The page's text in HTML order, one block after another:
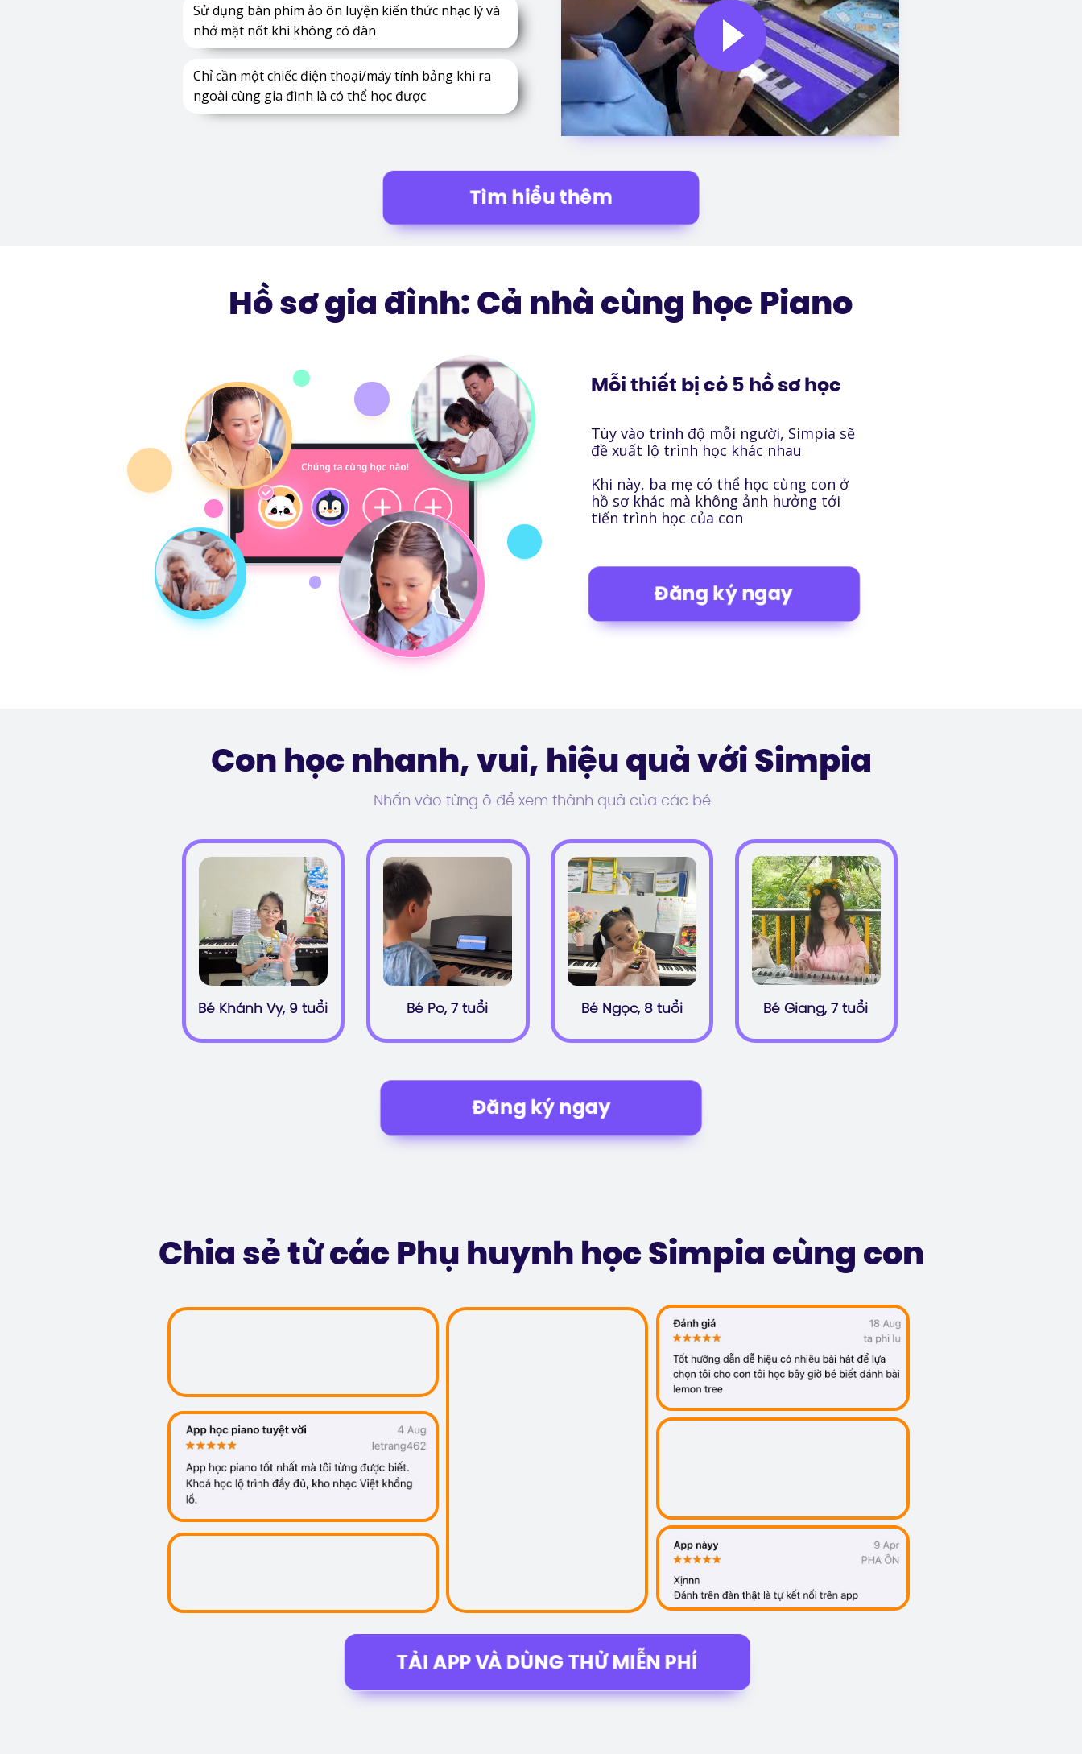
Tìm hiểu thêm
Sử dụng bàn phím ảo ôn luyện kiến thức nhạc lý và
nhớ mặt nốt khi không có đàn
Chỉ cần một chiếc điện thoại/máy tính bảng khi ra
ngoài cùng gia đình là có thể học được
Hồ sơ gia đình: Cả nhà cùng học Piano
Đăng ký ngay
Mỗi thiết bị có 5 hồ sơ học
Tùy vào trình độ mỗi người, Simpia sẽ
đề xuất lộ trình học khác nhau
Khi này, ba mẹ có thể học cùng con ở
hồ sơ khác mà không ảnh hưởng tới
tiến trình học của con
Con học nhanh, vui, hiệu quả với Simpia
Đăng ký ngay
Nhấn vào từng ô để xem thành quả của các bé
Bé Po, 7 tuổi Bé Giang, 7 tuổi
Bé Ngọc, 8 tuổi
Bé Khánh Vy, 9 tuổi
Chia sẻ từ các Phụ huynh học Simpia cùng con
TẢI APP VÀ DÙNG THỬ MIỄN PHÍ